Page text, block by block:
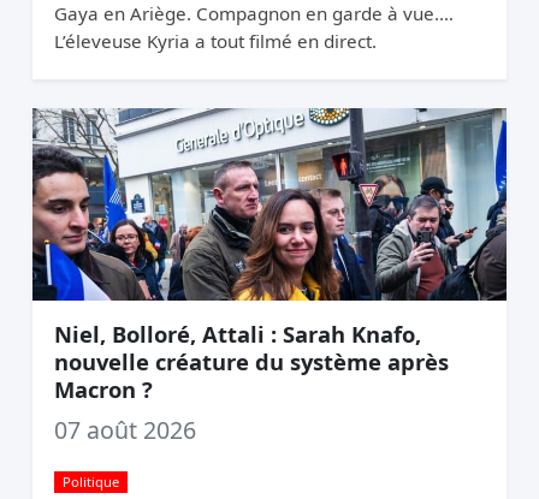
Gaya en Ariège. Compagnon en garde à vue.
L’éleveuse Kyria a tout filmé en direct.
Niel, Bolloré, Attali : Sarah Knafo,
nouvelle créature du système après
Macron ?
07 août 2026
Politique